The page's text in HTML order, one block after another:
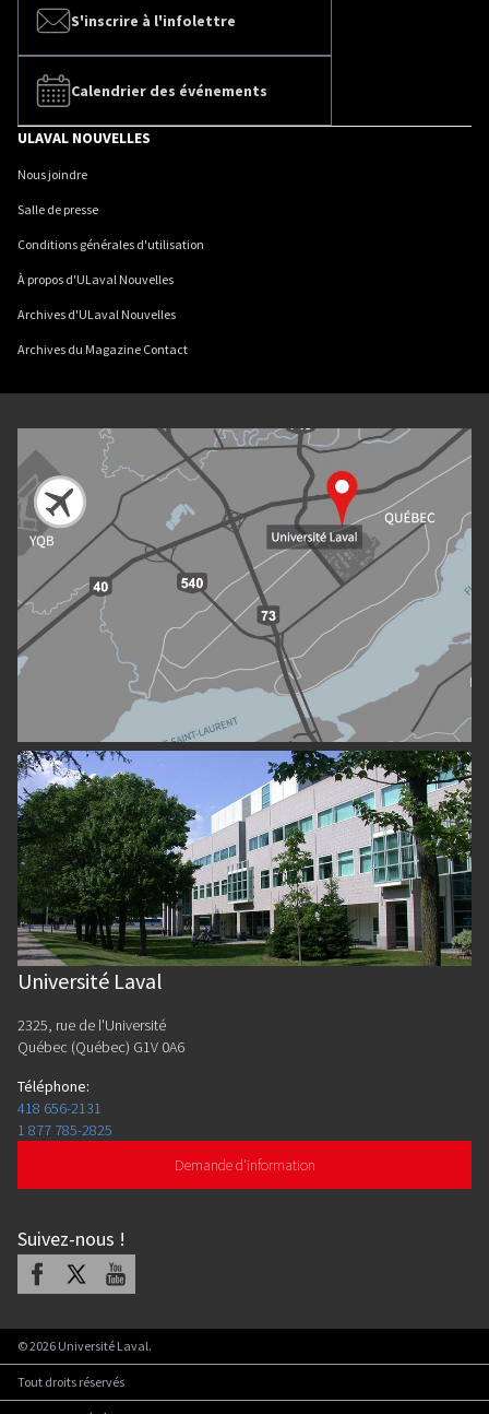
S'inscrire à l'infolettre
Calendrier des événements
ULAVAL NOUVELLES
Nous joindre
Salle de presse
Conditions générales d'utilisation
À propos d'ULaval Nouvelles
Archives d'ULaval Nouvelles
Archives du Magazine Contact
Université Laval
2325, rue de l'Université
Québec (Québec) G1V 0A6
Téléphone:
418 656-2131
1 877 785-2825
Demande d'information
Suivez-nous !
Facebook Youtube
©2026 Université Laval.
Tout droits réservés